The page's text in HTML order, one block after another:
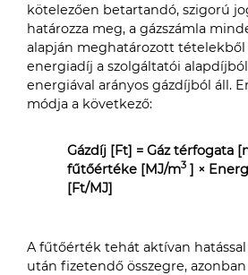
kötelezően betartandó, szigorú
határozza meg, a gázszámla
alapján meghatározott tételekből
energiadíj a szolgáltatói
energiával arányos gázdíjból áll.
módja a következő:
Gázdíj [Ft] = Gáz térfogata
fűtőértéke [MJ/m3 ] ×
[Ft/MJ]
A fűtőérték tehát aktívan hatással
után fizetendő összegre,